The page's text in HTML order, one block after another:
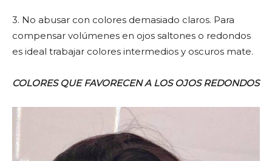
3. No abusar con colores demasiado claros. Para
compensar volúmenes en ojos saltones o redondos
es ideal trabajar colores intermedios y oscuros mate.
COLORES QUE FAVORECEN A LOS OJOS REDONDOS